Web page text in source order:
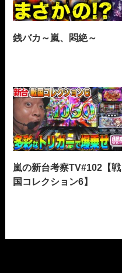
銭バカ～嵐、悶絶～
嵐の新台考察TV#102【戦
国コレクション6】